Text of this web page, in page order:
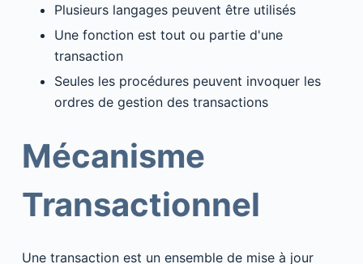
Plusieurs langages peuvent être utilisés
Une fonction est tout ou partie d'une
transaction
Seules les procédures peuvent invoquer les
ordres de gestion des transactions
Mécanisme
Transactionnel
Une transaction est un ensemble de mise à jour